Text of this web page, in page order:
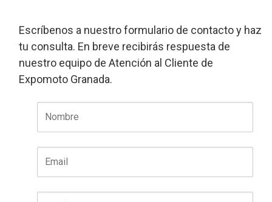
Escríbenos a nuestro formulario de contacto y haz
tu consulta. En breve recibirás respuesta de
nuestro equipo de Atención al Cliente de
Expomoto Granada.